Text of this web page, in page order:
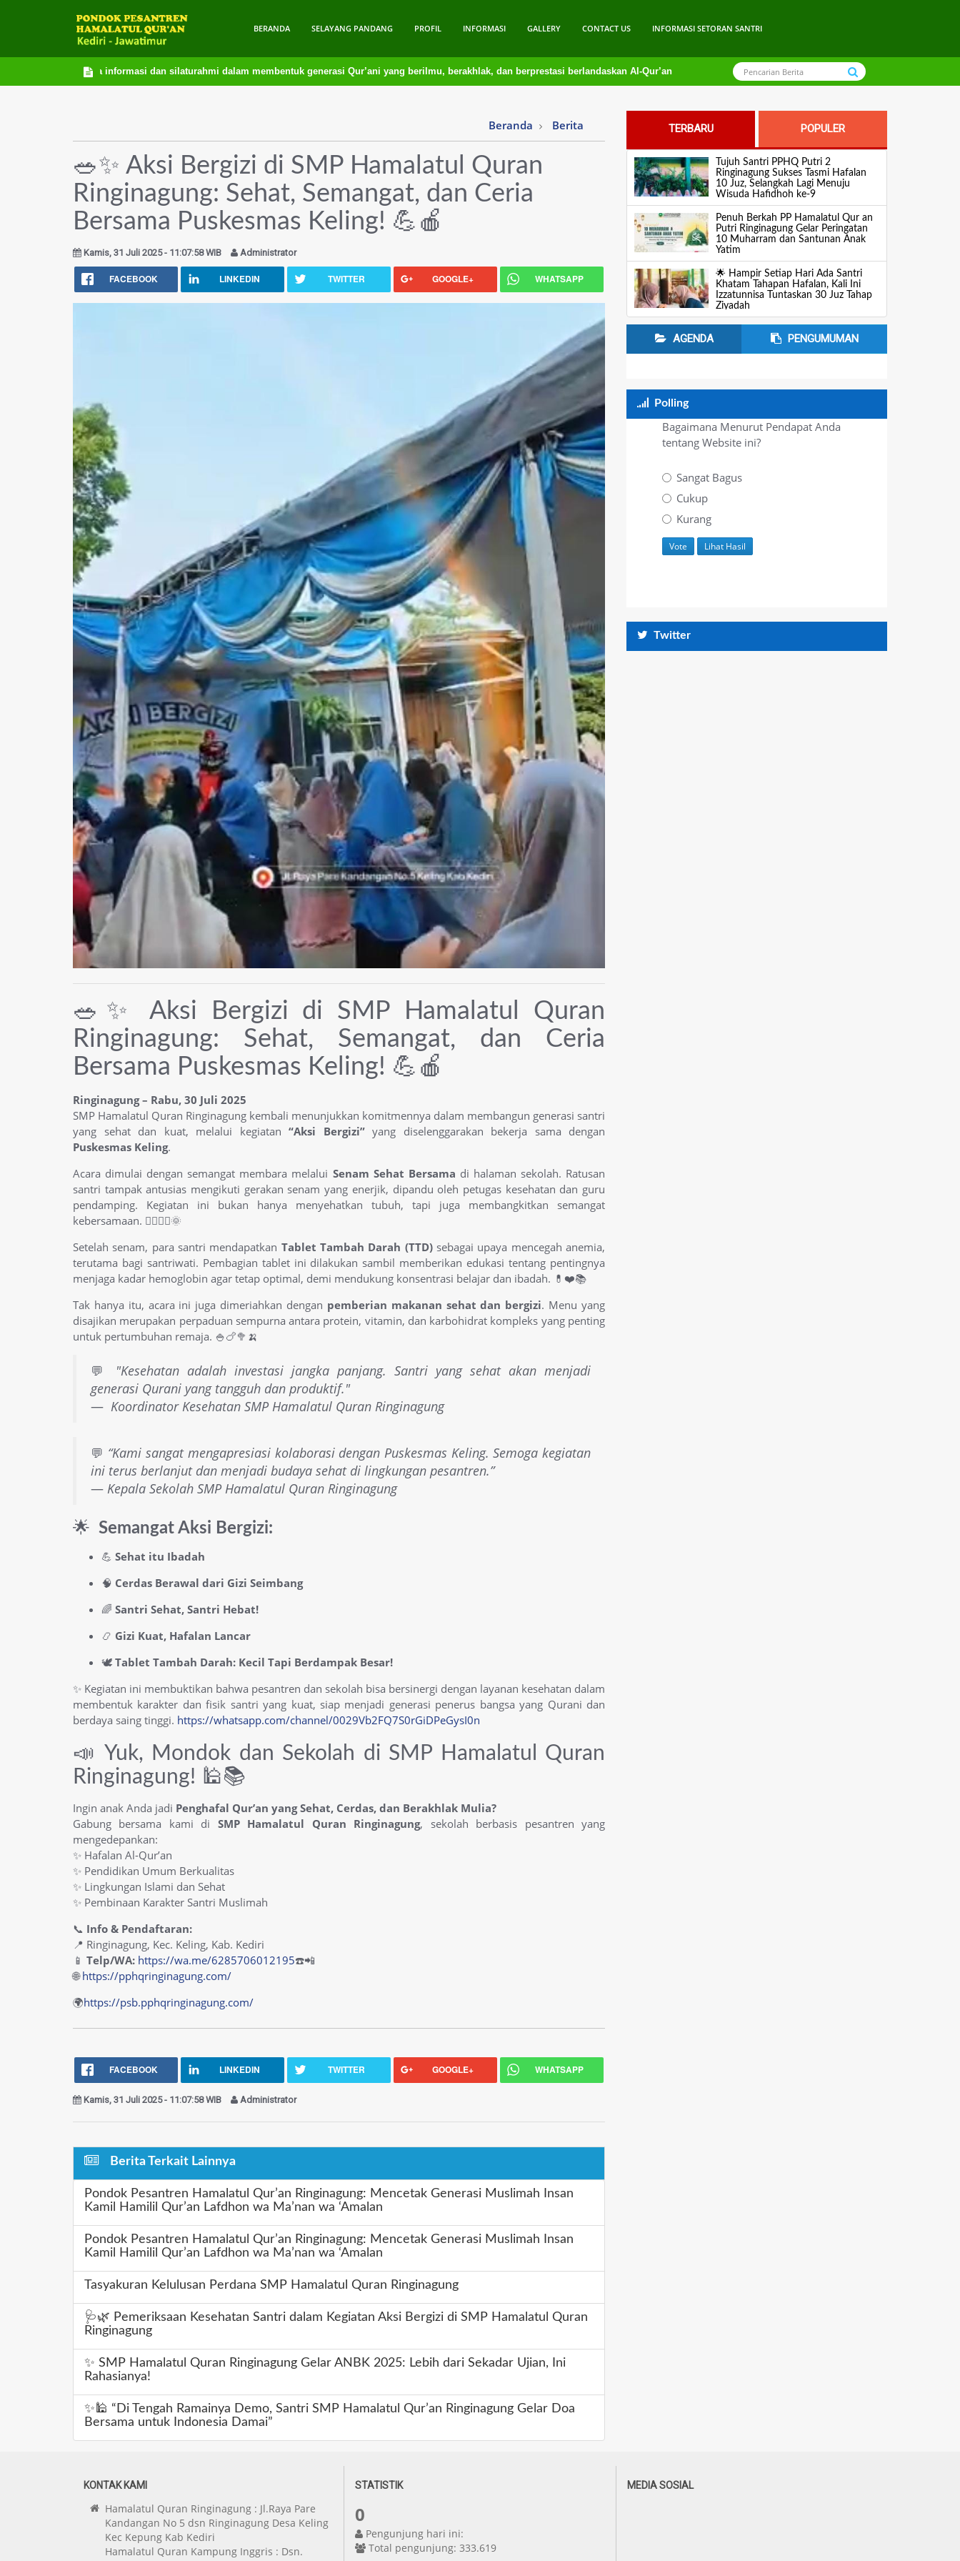
BERANDA SELAYANG PANDANG PROFIL INFORMASI GALLERY CONTACT US INFORMASI SETORAN SANTRI
Media informasi dan silaturahmi dalam membentuk generasi Qur’ani yang berilmu, berakhlak, dan berprestasi berlandaskan Al-Qur’an
Beranda Berita
🥗✨ Aksi Bergizi di SMP Hamalatul Quran
Ringinagung: Sehat, Semangat, dan Ceria
Bersama Puskesmas Keling! 💪🍎
Kamis, 31 Juli 2025 - 11:07:58 WIB Administrator
FACEBOOK LINKEDIN TWITTER GOOGLE+ WHATSAPP
🥗✨ Aksi Bergizi di SMP Hamalatul Quran
Ringinagung: Sehat, Semangat, dan Ceria
Bersama Puskesmas Keling! 💪🍎
Ringinagung – Rabu, 30 Juli 2025
SMP Hamalatul Quran Ringinagung kembali menunjukkan komitmennya dalam membangun generasi santri
yang sehat dan kuat, melalui kegiatan “Aksi Bergizi”yang diselenggarakan bekerja sama dengan
Puskesmas Keling.
Acara dimulai dengan semangat membara melalui Senam Sehat Bersama di halaman sekolah. Ratusan
santri tampak antusias mengikuti gerakan senam yang enerjik, dipandu oleh petugas kesehatan dan guru
pendamping. Kegiatan ini bukan hanya menyehatkan tubuh, tapi juga membangkitkan semangat
kebersamaan. 🧘‍♀️🧘‍♂️🌞
Setelah senam, para santri mendapatkan Tablet Tambah Darah (TTD)sebagai upaya mencegah anemia,
terutama bagi santriwati. Pembagian tablet ini dilakukan sambil memberikan edukasi tentang pentingnya
menjaga kadar hemoglobin agar tetap optimal, demi mendukung konsentrasi belajar dan ibadah. 💊❤️📚
Tak hanya itu, acara ini juga dimeriahkan dengan pemberian makanan sehat dan bergizi. Menu yang
disajikan merupakan perpaduan sempurna antara protein, vitamin, dan karbohidrat kompleks yang penting
untuk pertumbuhan remaja. 🍚🍗🥦🍌
💬 "Kesehatan adalah investasi jangka panjang. Santri yang sehat akan menjadi
generasi Qurani yang tangguh dan produktif."
— Koordinator Kesehatan SMP Hamalatul Quran Ringinagung
💬 “Kami sangat mengapresiasi kolaborasi dengan Puskesmas Keling. Semoga kegiatan
ini terus berlanjut dan menjadi budaya sehat di lingkungan pesantren.”
— Kepala Sekolah SMP Hamalatul Quran Ringinagung
🌟 Semangat Aksi Bergizi:
💪 Sehat itu Ibadah
🧠 Cerdas Berawal dari Gizi Seimbang
🌈 Santri Sehat, Santri Hebat!
📿 Gizi Kuat, Hafalan Lancar
🕊️ Tablet Tambah Darah: Kecil Tapi Berdampak Besar!
✨ Kegiatan ini membuktikan bahwa pesantren dan sekolah bisa bersinergi dengan layanan kesehatan dalam
membentuk karakter dan fisik santri yang kuat, siap menjadi generasi penerus bangsa yang Qurani dan
berdaya saing tinggi. https://whatsapp.com/channel/0029Vb2FQ7S0rGiDPeGysI0n
📣 Yuk, Mondok dan Sekolah di SMP Hamalatul Quran
Ringinagung! 🕌📚
Ingin anak Anda jadi Penghafal Qur’an yang Sehat, Cerdas, dan Berakhlak Mulia?
Gabung bersama kami di SMP Hamalatul Quran Ringinagung, sekolah berbasis pesantren yang
mengedepankan:
✨ Hafalan Al-Qur’an
✨ Pendidikan Umum Berkualitas
✨ Lingkungan Islami dan Sehat
✨ Pembinaan Karakter Santri Muslimah
📞 Info & Pendaftaran:
📍 Ringinagung, Kec. Keling, Kab. Kediri
📱 Telp/WA: https://wa.me/6285706012195☎️📲
🌐https://pphqringinagung.com/
🌍https://psb.pphqringinagung.com/
FACEBOOK LINKEDIN TWITTER GOOGLE+ WHATSAPP
Kamis, 31 Juli 2025 - 11:07:58 WIB Administrator
Berita Terkait Lainnya
Pondok Pesantren Hamalatul Qur’an Ringinagung: Mencetak Generasi Muslimah Insan
Kamil Hamilil Qur’an Lafdhon wa Ma’nan wa ‘Amalan
Pondok Pesantren Hamalatul Qur’an Ringinagung: Mencetak Generasi Muslimah Insan
Kamil Hamilil Qur’an Lafdhon wa Ma’nan wa ‘Amalan
Tasyakuran Kelulusan Perdana SMP Hamalatul Quran Ringinagung
🩺🌿 Pemeriksaan Kesehatan Santri dalam Kegiatan Aksi Bergizi di SMP Hamalatul Quran
Ringinagung
✨ SMP Hamalatul Quran Ringinagung Gelar ANBK 2025: Lebih dari Sekadar Ujian, Ini
Rahasianya!
✨🕌 “Di Tengah Ramainya Demo, Santri SMP Hamalatul Qur’an Ringinagung Gelar Doa
Bersama untuk Indonesia Damai”
TERBARU POPULER
Tujuh Santri PPHQ Putri 2
Ringinagung Sukses Tasmi Hafalan
10 Juz, Selangkah Lagi Menuju
Wisuda Hafidhoh ke-9
Penuh Berkah PP Hamalatul Qur an
Putri Ringinagung Gelar Peringatan
10 Muharram dan Santunan Anak
Yatim
🌟 Hampir Setiap Hari Ada Santri
Khatam Tahapan Hafalan, Kali Ini
Izzatunnisa Tuntaskan 30 Juz Tahap
Ziyadah
AGENDA PENGUMUMAN
Polling
Bagaimana Menurut Pendapat Anda
tentang Website ini?
Sangat Bagus
Cukup
Kurang
Twitter
KONTAK KAMI
Hamalatul Quran Ringinagung : Jl.Raya Pare
Kandangan No 5 dsn Ringinagung Desa Keling
Kec Kepung Kab Kediri
Hamalatul Quran Kampung Inggris : Dsn.
STATISTIK
0
Pengunjung hari ini:
Total pengunjung: 333.619
MEDIA SOSIAL